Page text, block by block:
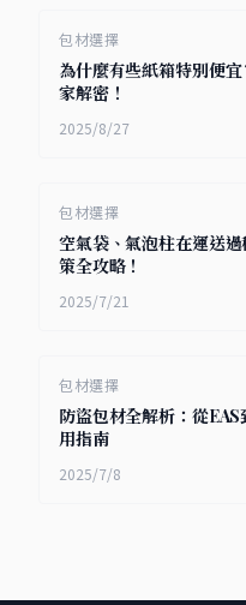
包材選擇
為什麼有些紙箱特別便
家解密！
2025/8/27
包材選擇
空氣袋、氣泡柱在運送
策全攻略！
2025/7/21
包材選擇
防盜包材全解析：從
用指南
2025/7/8